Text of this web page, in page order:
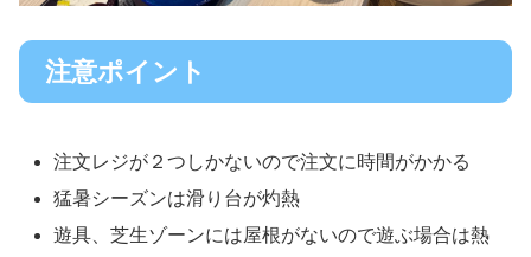
注意ポイント
注文レジが２つしかないので注文に時間がかかる
猛暑シーズンは滑り台が灼熱
遊具、芝生ゾーンには屋根がないので遊ぶ場合は熱